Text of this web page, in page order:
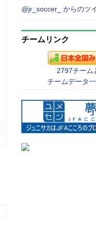
@jr_soccer_ からのツ
チームリンク
2797チーム
チームデータ